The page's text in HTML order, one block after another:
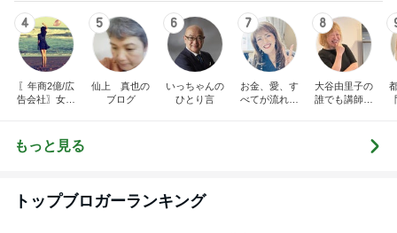
4
〖年商2億/広
告会社〗女社
5
仙上 真也の
ブログ
6
いっちゃんの
ひとり言
7
お金、愛、す
べてが流れ込
8
大谷由里子の
誰でも講師ブ
って・動く人
もっと見る
トップブロガーランキング